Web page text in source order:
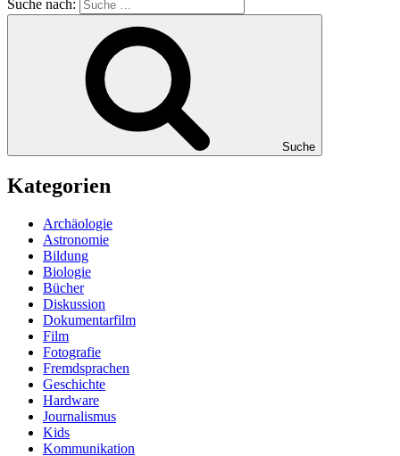
Suche nach:
Suche
Kategorien
Archäologie
Astronomie
Bildung
Biologie
Bücher
Diskussion
Dokumentarfilm
Film
Fotografie
Fremdsprachen
Geschichte
Hardware
Journalismus
Kids
Kommunikation